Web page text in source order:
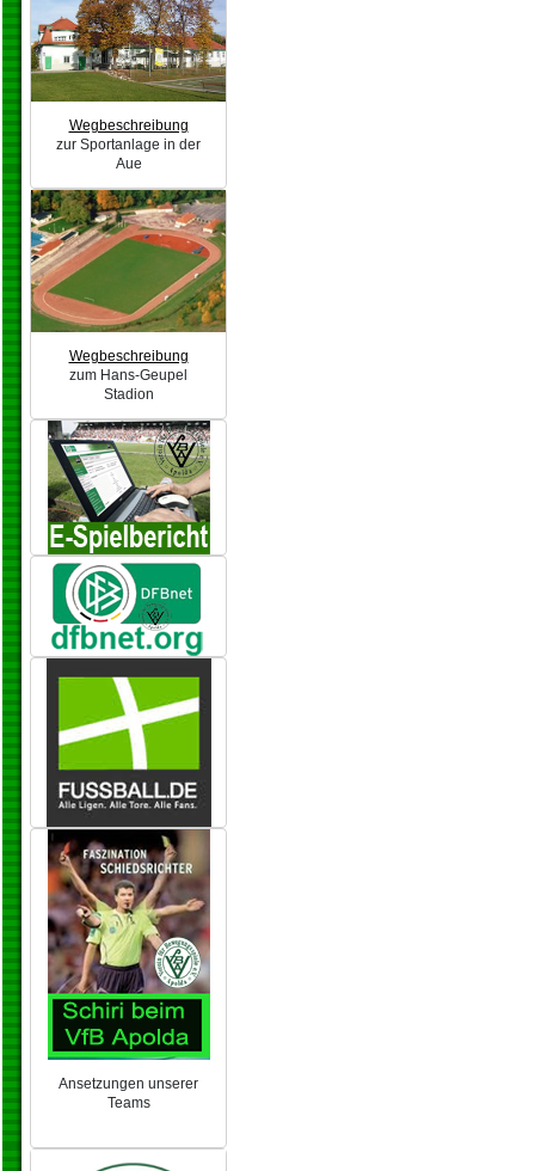
Wegbeschreibung
zur Sportanlage in der
Aue
Wegbeschreibung
zum Hans-Geupel
Stadion
Ansetzungen unserer
Teams